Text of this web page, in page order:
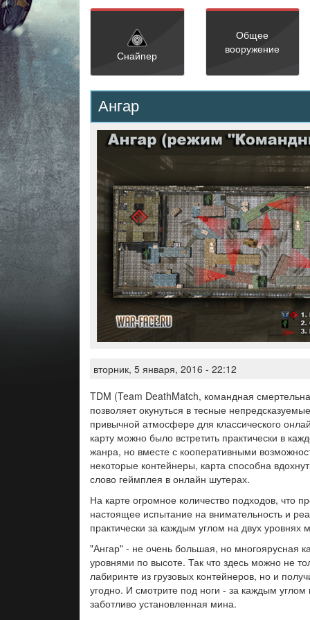
Снайпер
Общее
вооружение
Ангар
вторник, 5 января, 2016 - 22:12
TDM (Team DeathMatch, командная
позволяет окунуться в тесные
привычной атмосфере для классического
карту можно было встретить практически в
жанра, но вместе с кооперативными
некоторые контейнеры, карта способна
слово геймплея в онлайн шутерах.
На карте огромное количество подходов, что
настоящее испытание на внимательность и
практически за каждым углом на двух уровнях
"Ангар" - не очень большая, но многоярусная
уровнями по высоте. Так что здесь можно не
лабиринте из грузовых контейнеров, но и
угодно. И смотрите под ноги - за каждым углом
заботливо установленная мина.